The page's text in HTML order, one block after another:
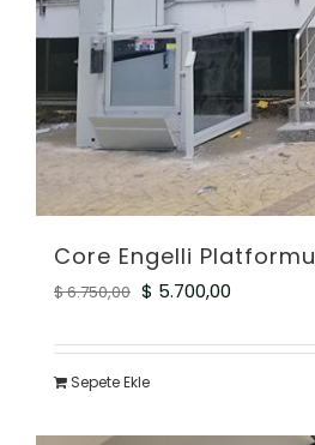
Core Engelli Platformu
$6.750,00 Orijinal
$ 6.750,00.
$ 5.700,00
fiyat:
Sepete Ekle